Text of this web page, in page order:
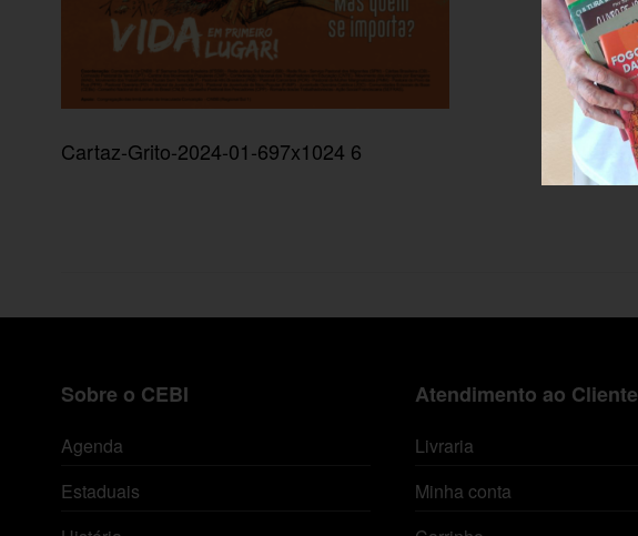
Cartaz-Grito-2024-01-697x1024 6
Sobre o CEBI
Agenda
Estaduais
Atendimento ao Cliente
Livraria
Minha conta